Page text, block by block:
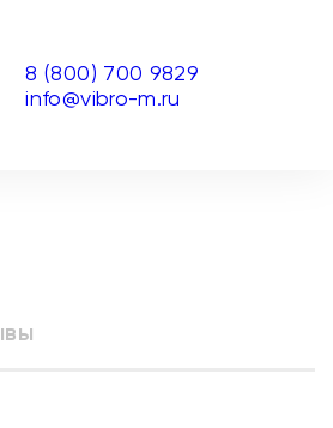
8 (800) 700 9829
info@vibro-m.ru